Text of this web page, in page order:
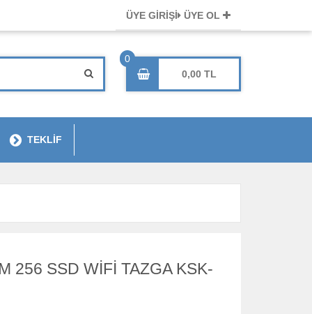
ÜYE GİRİŞİ ÜYE OL
0,00
TEKLİF
256 SSD WİFİ TAZGA KSK-